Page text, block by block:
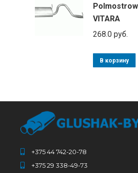
VITARA
268.0 руб.
В корзину
+375 44 742-20-78
+375 29 338-49-73